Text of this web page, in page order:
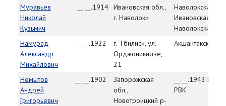
Муравьев
Николай
Кузьмич
__.__.1914 Ивановская обл.,
г. Наволоки
Наволокский
Ивановская
Наволокский р-н
Намурад
Александр
Михайлович
__.__.1922
г. Тбилиси, ул.
Орджоникидзе,
21
Акшантакский
Немытов
Андрей
Григорьевич
__.__.1902
Запорожская
обл.,
Новотроицкий р-
__.__.1943
РВК